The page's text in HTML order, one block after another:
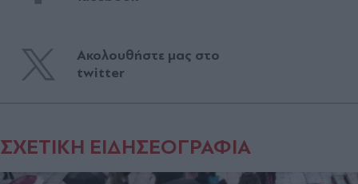
Ακολουθήστε μας στο
twitter
ΣΧΕΤΙΚΗ ΕΙΔΗΣΕΟΓΡΑΦΙΑ